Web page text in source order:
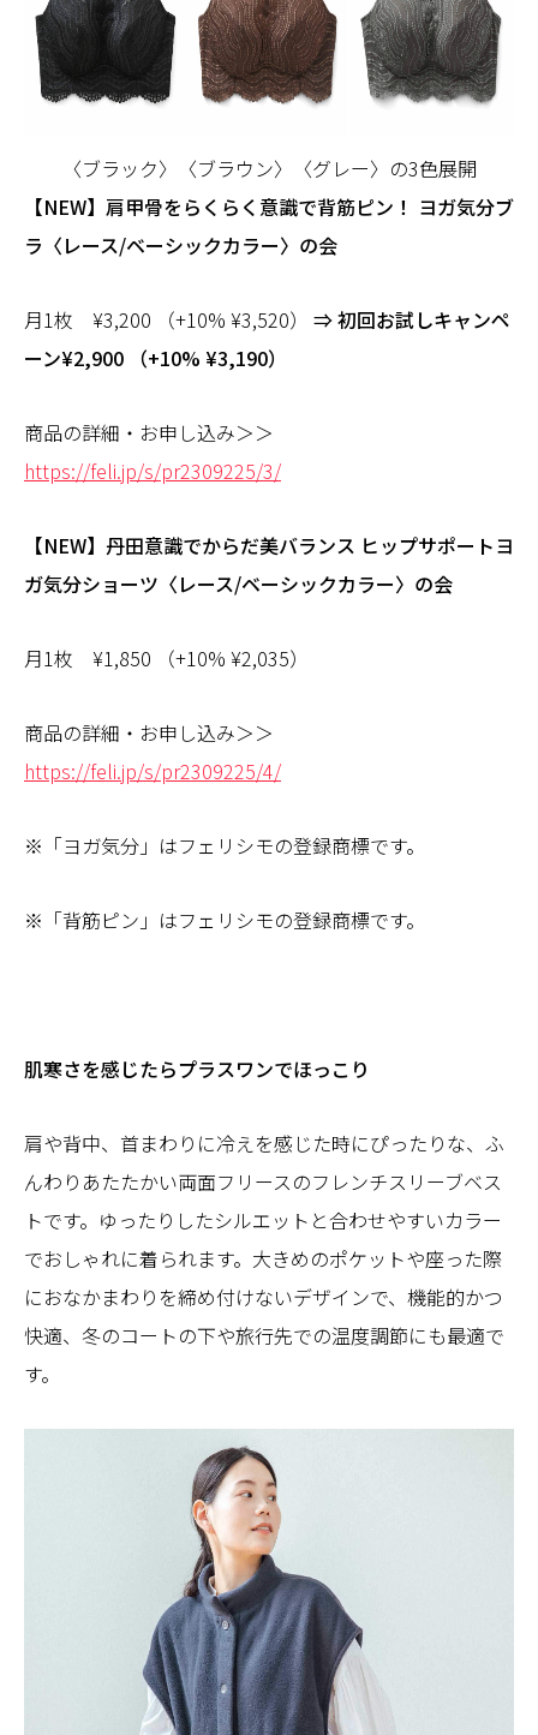
〈ブラック〉〈ブラウン〉〈グレー〉の3色展開
【NEW】肩甲骨をらくらく意識で背筋ピン！ ヨガ気分ブ
ラ〈レース/ベーシックカラー〉の会
月1枚 ¥3,200 （+10% ¥3,520）
⇒ 初回お試しキャンペ
ーン¥2,900 （+10% ¥3,190）
商品の詳細・お申し込み＞＞
https://feli.jp/s/pr2309225/3/
【NEW】丹田意識でからだ美バランス ヒップサポートヨ
ガ気分ショーツ〈レース/ベーシックカラー〉の会
月1枚 ¥1,850 （+10% ¥2,035）
商品の詳細・お申し込み＞＞
https://feli.jp/s/pr2309225/4/
※「ヨガ気分」はフェリシモの登録商標です。
※「背筋ピン」はフェリシモの登録商標です。
肌寒さを感じたらプラスワンでほっこり
肩や背中、首まわりに冷えを感じた時にぴったりな、ふ
んわりあたたかい両面フリースのフレンチスリーブベス
トです。ゆったりしたシルエットと合わせやすいカラー
でおしゃれに着られます。大きめのポケットや座った際
におなかまわりを締め付けないデザインで、機能的かつ
快適、冬のコートの下や旅行先での温度調節にも最適で
す。